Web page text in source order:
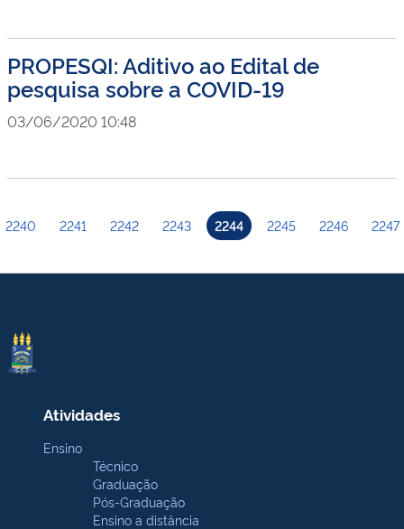
PROPESQI: Aditivo ao Edital de
pesquisa sobre a COVID-19
03/06/2020 10:48
2240 2241 2242 2243 2244 2245 2246 2247
Atividades
Ensino
Técnico
Graduação
Pós-Graduação
Ensino a distância